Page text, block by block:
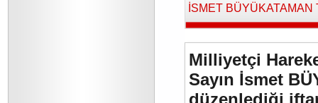
İSMET BÜYÜKATAMAN
Milliyetçi
Sayın İsmet
düzenlediği